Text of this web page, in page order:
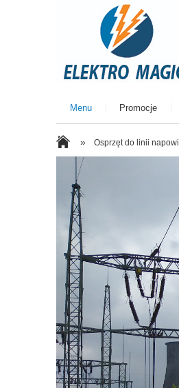
Menu Promocje
» Osprzęt do linii